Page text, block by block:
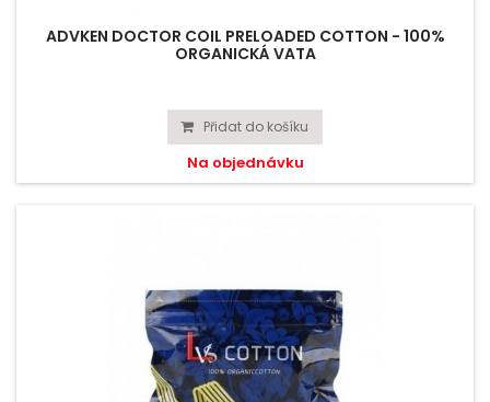
ADVKEN DOCTOR COIL PRELOADED COTTON - 100%
ORGANICKÁ VATA
Přidat do košíku
Na objednávku